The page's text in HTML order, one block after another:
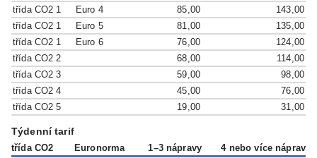
třída CO2 1
Euro 4 85,00
143,00
třída CO2 1
Euro 5 81,00
135,00
třída CO2 1
Euro 6 76,00
124,00
třída CO2 2
68,00
114,00
třída CO2 3
59,00
98,00
třída CO2 4
45,00
76,00
třída CO2 5
19,00 31,00
Týdenní tarif
třída CO2
Euronorma 1–3 nápravy
4 nebo více náprav